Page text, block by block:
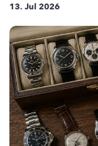
13. Jul 2026